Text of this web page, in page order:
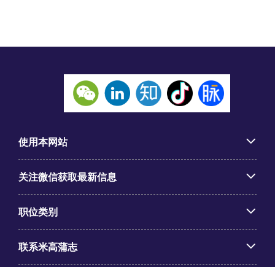
使用本网站
关注微信获取最新信息
职位类别
联系米高蒲志